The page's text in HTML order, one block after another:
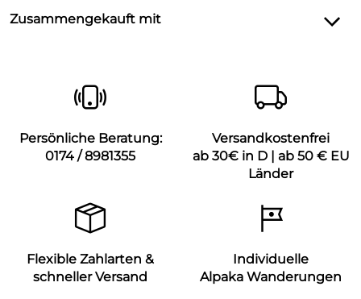
Zusammengekauft mit
Persönliche Beratung:
0174 / 8981355
Versandkostenfrei
ab 30€ in D | ab 50 € EU
Länder
Flexible Zahlarten &
schneller Versand
Individuelle
Alpaka Wanderungen